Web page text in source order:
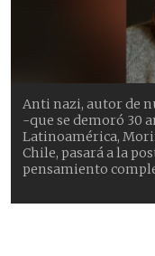
Anti nazi, autor de
-que se demoró 30
Latinoamérica,
Chile, pasará a la
pensamiento